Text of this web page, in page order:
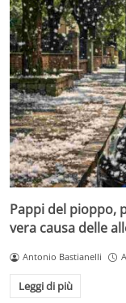
Pappi del pioppo,
vera causa delle
Antonio Bastianelli
Leggi di più